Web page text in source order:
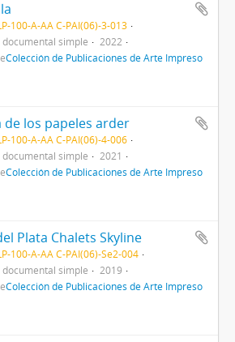
100-A-AA C-PAI(06)-3-013
documental simple
2022
Colección de Publicaciones de Arte Impreso
de los papeles arder
100-A-AA C-PAI(06)-4-006
documental simple
2021
Colección de Publicaciones de Arte Impreso
Plata Chalets Skyline
100-A-AA C-PAI(06)-Se2-004
documental simple
2019
Colección de Publicaciones de Arte Impreso